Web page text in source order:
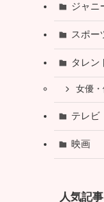
ジャニ
スポー
タレン
女優
テレビ
映画
人気記事